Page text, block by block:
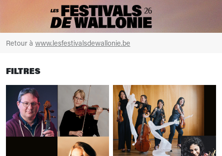
Retour à www.lesfestivalsdewallonie.be
FILTRES